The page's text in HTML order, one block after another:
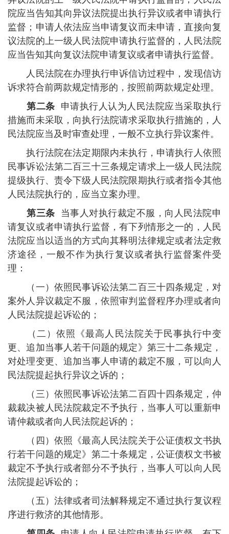
院应当告知其向异议法院提出执行异议或者申请执行
监督；申请人依法应当申请复议而未申请，直接向复
议法院的上一级人民法院申请执行监督的，人民法院
应当告知其向复议法院申请复议或者申请执行监督。
人民法院在办理执行申诉信访过程中，发现信访
诉求符合前两款规定情形的，按照前两款规定处理。
第二条 申请执行人认为人民法院应当采取执行
措施而未采取，向执行法院请求采取执行措施的，人
民法院应当及时审查处理，一般不立执行异议案件。
执行法院在法定期限内未执行，申请执行人依照
民事诉讼法第二百三十三条规定请求上一级人民法院
提级执行、责令下级人民法院限期执行或者指令其他
人民法院执行的，应当立案办理。
第三条 当事人对执行裁定不服，向人民法院申
请复议或者申请执行监督，有下列情形之一的，人民
法院应当以适当的方式向其释明法律规定或者法定救
济途径，一般不作为执行复议或者执行监督案件受
理：
（一）依照民事诉讼法第二百三十四条规定，对
案外人异议裁定不服，依照审判监督程序办理或者向
人民法院提起诉讼的；
（二）依照《最高人民法院关于民事执行中变
更、追加当事人若干问题的规定》第三十二条规定，
对处理变更、追加当事人申请的裁定不服，可以向人
民法院提起执行异议之诉的；
（三）依照民事诉讼法第二百四十四条规定，仲
裁裁决被人民法院裁定不予执行，当事人可以重新申
请仲裁或者向人民法院起诉的；
（四）依照《最高人民法院关于公证债权文书执
行若干问题的规定》第二十条规定，公证债权文书被
裁定不予执行或者部分不予执行，当事人可以向人民
法院提起诉讼的；
（五）法律或者司法解释规定不通过执行复议程
序进行救济的其他情形。